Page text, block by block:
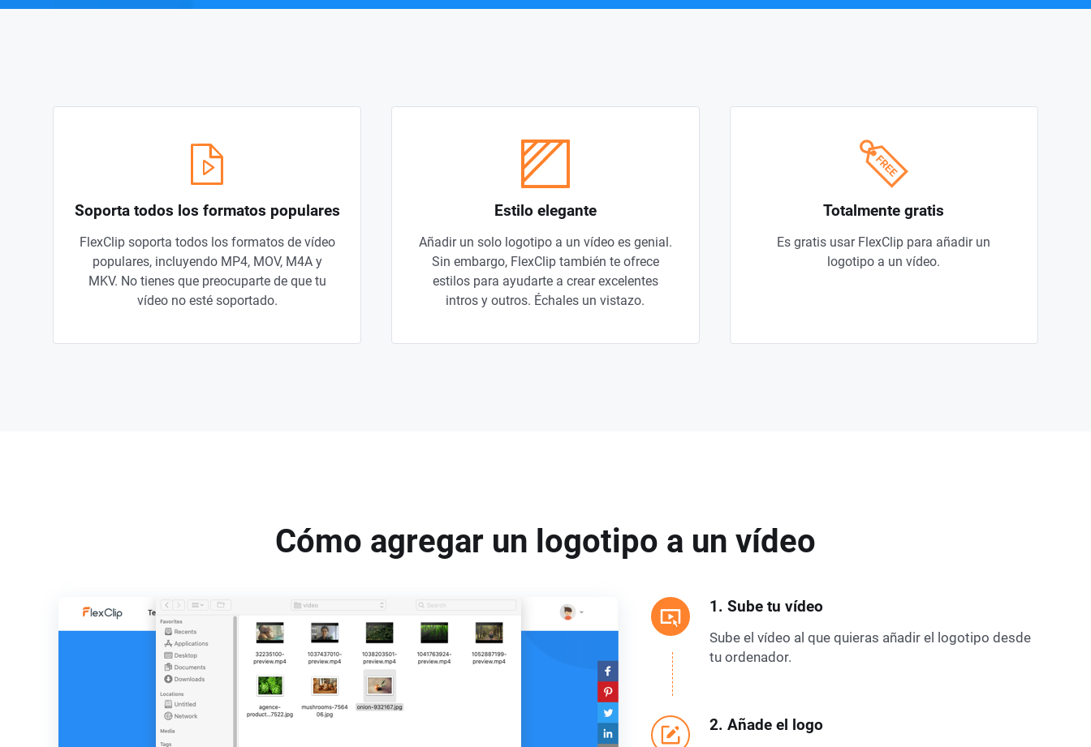
Soporta todos los formatos populares
FlexClip soporta todos los formatos de vídeo
populares, incluyendo MP4, MOV, M4A y
MKV. No tienes que preocuparte de que tu
vídeo no esté soportado.
Estilo elegante
Añadir un solo logotipo a un vídeo es genial.
Sin embargo, FlexClip también te ofrece
estilos para ayudarte a crear excelentes
intros y outros. Échales un vistazo.
Totalmente gratis
Es gratis usar FlexClip para añadir un
logotipo a un vídeo.
Cómo agregar un logotipo a un vídeo
1. Sube tu vídeo
Sube el vídeo al que quieras añadir el logotipo desde
tu ordenador.
2. Añade el logo